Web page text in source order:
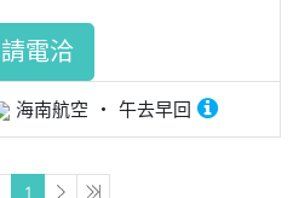
海南航空 午去早回
請電洽
1